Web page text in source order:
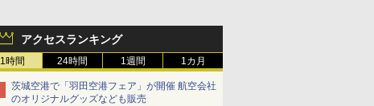
アクセスランキング
1時間 24時間 1週間 1カ月
茨城空港で「羽田空港フェア」が開催 航空会社
のオリジナルグッズなども販売